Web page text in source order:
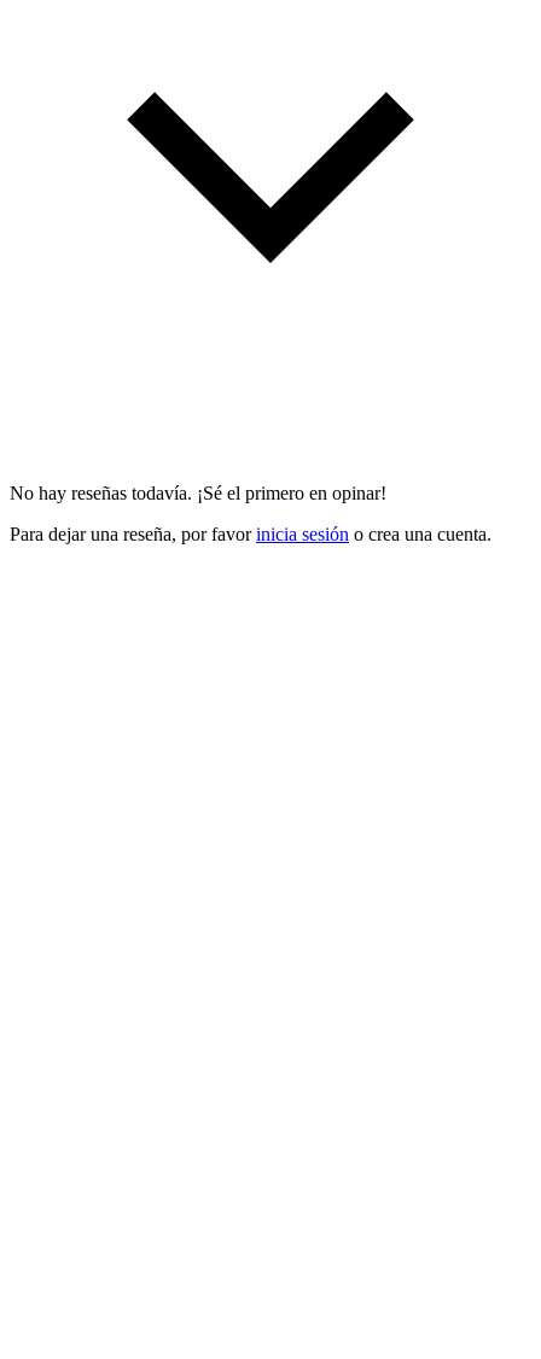
No hay reseñas todavía. ¡Sé el primero en opinar!
Para dejar una reseña, por favorinicia sesión o crea una cuenta.